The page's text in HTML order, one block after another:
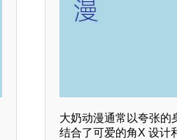
大奶动漫通常以夸张的
结合了可爱的角X 设计